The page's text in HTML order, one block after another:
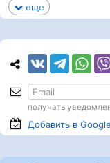
еще
получать
Добавить в Google